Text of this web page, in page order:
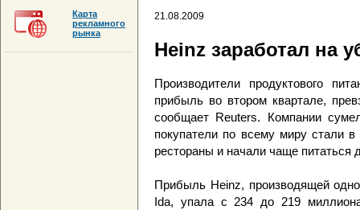
21.08.2009
Heinz заработал на
Производители продуктового
прибыль во втором квартале,
сообщает Reuters. Компании
покупатели по всему миру стали
рестораны и начали чаще питаться
Прибыль Heinz, производящей
Ida, упала с 234 до 219
Карта
рекламного
рынка